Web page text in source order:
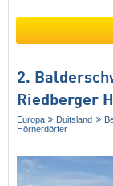
2.
Riedberger
Europa Duitsland
Hörnerdörfer